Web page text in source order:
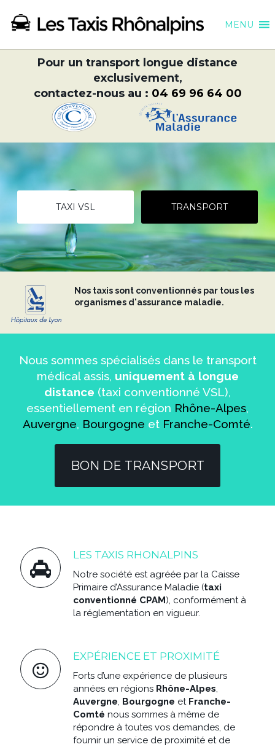
MENU
Pour un transport longue distance
exclusivement,
contactez-nous au : 04 69 96 64 00
TAXI VSL TRANSPORT
Nos taxis sont conventionnés par tous les
organismes d'assurance maladie.
Nous sommes spécialisés dans le transport
médical assis, uniquement à longue
distance (taxi conventionné VSL),
essentiellement en région Rhône-Alpes,
Auvergne, Bourgogne et Franche-Comté.
BON DE TRANSPORT
LES TAXIS RHONALPINS
Notre société est agréée par la Caisse
Primaire d’Assurance Maladie (taxi
conventionné CPAM ), conformément à
la réglementation en vigueur.
EXPÉRIENCE ET PROXIMITÉ
Forts d’une expérience de plusieurs
années en régions Rhône-Alpes,
Auvergne, Bourgogne et Franche-
Comté nous sommes à même de
répondre à toutes vos demandes, de
fournir un service de proximité et de